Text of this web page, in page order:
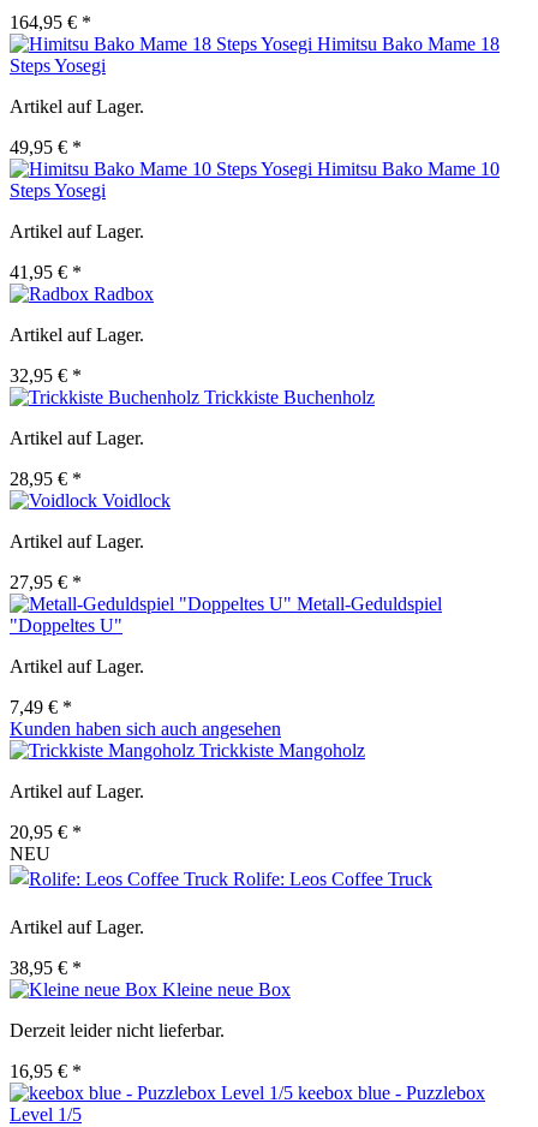
164,95 € *
Himitsu Bako Mame 18
Steps Yosegi
Artikel auf Lager.
49,95 € *
Himitsu Bako Mame 10
Steps Yosegi
Artikel auf Lager.
41,95 € *
Radbox
Artikel auf Lager.
32,95 € *
Trickkiste Buchenholz
Artikel auf Lager.
28,95 € *
Voidlock
Artikel auf Lager.
27,95 € *
Metall-Geduldspiel
"Doppeltes U"
Artikel auf Lager.
7,49 € *
Kunden haben sich auch angesehen
Trickkiste Mangoholz
Artikel auf Lager.
20,95 € *
NEU
Rolife: Leos Coffee Truck
Artikel auf Lager.
38,95 € *
Kleine neue Box
Derzeit leider nicht lieferbar.
16,95 € *
keebox blue - Puzzlebox
Level 1/5